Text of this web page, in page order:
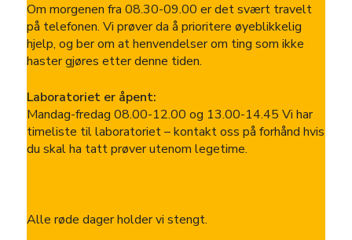
Om morgenen fra 08.30-09.00 er det svært travelt
på telefonen. Vi prøver da å prioritere øyeblikkelig
hjelp, og ber om at henvendelser om ting som ikke
haster gjøres etter denne tiden.
Laboratoriet er åpent:
Mandag-fredag 08.00-12.00 og 13.00-14.45 Vi har
timeliste til laboratoriet – kontakt oss på forhånd hvis
du skal ha tatt prøver utenom legetime.
Alle røde dager holder vi stengt.